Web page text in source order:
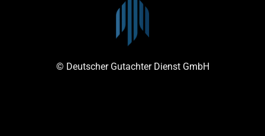
© Deutscher Gutachter Dienst GmbH